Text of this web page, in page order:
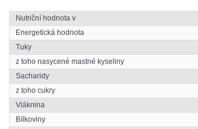
Nutriční hodnota v
Energetická hodnota
Tuky
z toho nasycené mastné kyseliny
Sacharidy
z toho cukry
Vláknina
Bílkoviny